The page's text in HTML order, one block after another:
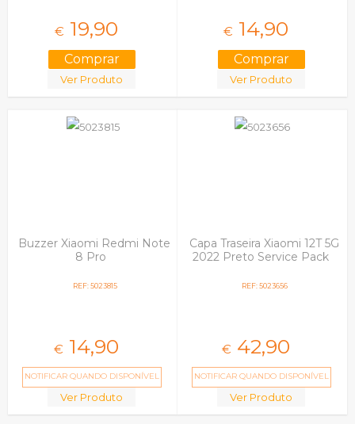
€ 19,90
Ver Produto
€ 14,90
Ver Produto
Buzzer Xiaomi Redmi Note
8 Pro
REF: 5023815
€ 14,90
NOTIFICAR QUANDO DISPONÍVEL
Ver Produto
Capa Traseira Xiaomi 12T 5G
2022 Preto Service Pack
REF: 5023656
€ 42,90
NOTIFICAR QUANDO DISPONÍVEL
Ver Produto